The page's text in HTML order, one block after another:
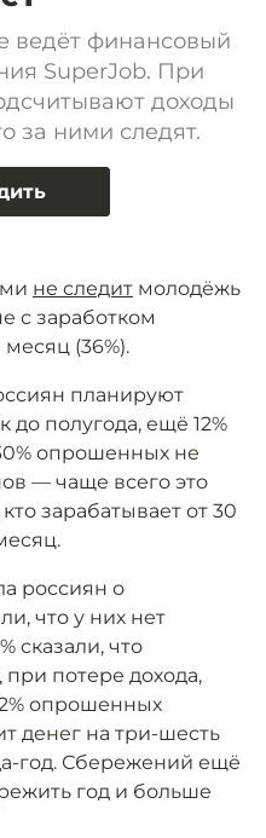
ведёт финансовый
SuperJob. При
доходы
за ними следят.
не следит молодёжь
с заработком
(36%).
планируют
до полугода, ещё 12%
опрошенных не
— чаще всего это
зарабатывает от 30
россиян о
что у них нет
сказали, что
потере дохода,
опрошенных
денег на три-шесть
год. Сбережений ещё
год и больше